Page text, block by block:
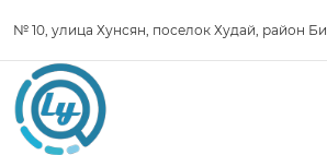
№ 10, улица Хунсян, поселок Худай, район